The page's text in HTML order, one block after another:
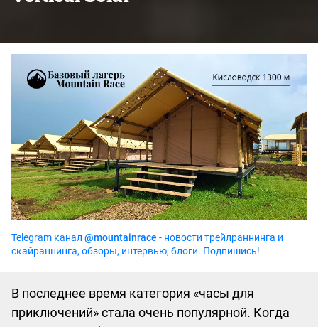
Telegram канал @mountainrace - новости трейлраннинга и
скайраннинга, обзоры, интервью, блоги. Подпишись!
В последнее время категория «часы для
приключений» стала очень популярной. Когда